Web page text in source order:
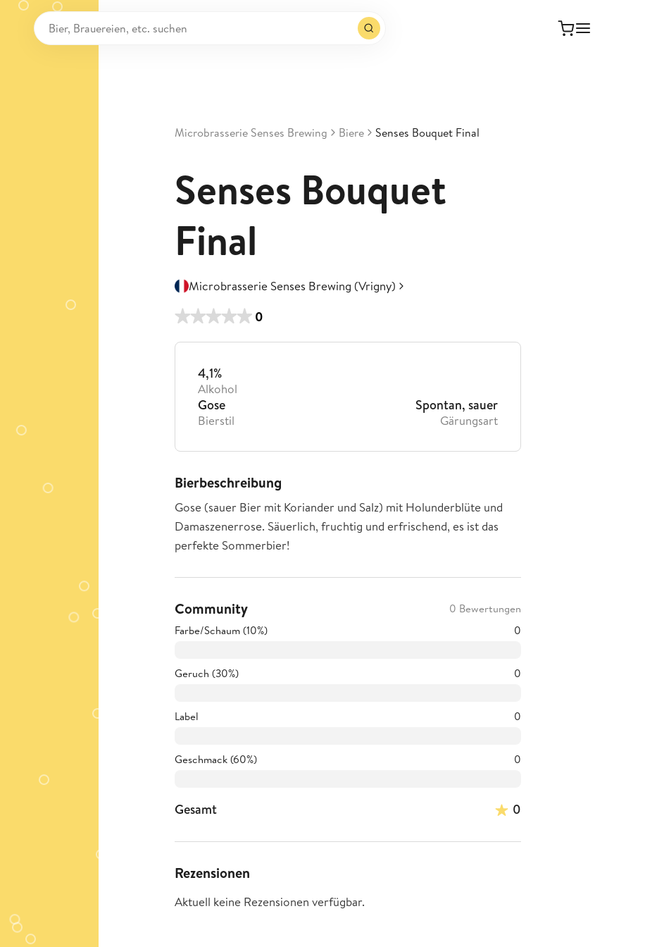
Microbrasserie Senses Brewing Biere Senses Bouquet Final
Senses Bouquet
Final
Microbrasserie Senses Brewing (Vrigny)
0
4,1%
Alkohol
Gose
Bierstil
Spontan, sauer
Gärungsart
Bierbeschreibung
Gose (sauer Bier mit Koriander und Salz) mit Holunderblüte und
Damaszenerrose. Säuerlich, fruchtig und erfrischend, es ist das
perfekte Sommerbier!
Community
0 Bewertungen
Farbe/Schaum (10%)
0
Geruch (30%) 0
Label 0
Geschmack (60%) 0
Gesamt 0
Rezensionen
Aktuell keine Rezensionen verfügbar.